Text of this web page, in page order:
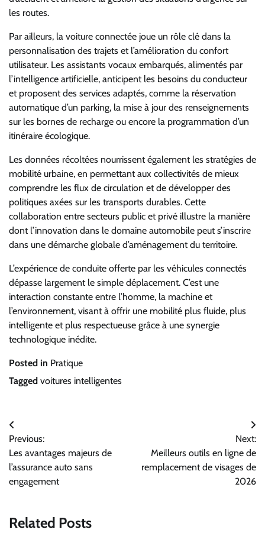
les routes.
Par ailleurs, la voiture connectée joue un rôle clé dans la
personnalisation des trajets et l’amélioration du confort
utilisateur. Les assistants vocaux embarqués, alimentés par
l’intelligence artificielle, anticipent les besoins du conducteur
et proposent des services adaptés, comme la réservation
automatique d’un parking, la mise à jour des renseignements
sur les bornes de recharge ou encore la programmation d’un
itinéraire écologique.
Les données récoltées nourrissent également les stratégies de
mobilité urbaine, en permettant aux collectivités de mieux
comprendre les flux de circulation et de développer des
politiques axées sur les transports durables. Cette
collaboration entre secteurs public et privé illustre la manière
dont l’innovation dans le domaine automobile peut s’inscrire
dans une démarche globale d’aménagement du territoire.
L’expérience de conduite offerte par les véhicules connectés
dépasse largement le simple déplacement. C’est une
interaction constante entre l’homme, la machine et
l’environnement, visant à offrir une mobilité plus fluide, plus
intelligente et plus respectueuse grâce à une synergie
technologique inédite.
Posted in Pratique
Tagged voitures intelligentes
Navigation
de
l’article
Previous:
Les avantages majeurs de
l’assurance auto sans
engagement
Next:
Meilleurs outils en ligne de
remplacement de visages de
2026
Related Posts